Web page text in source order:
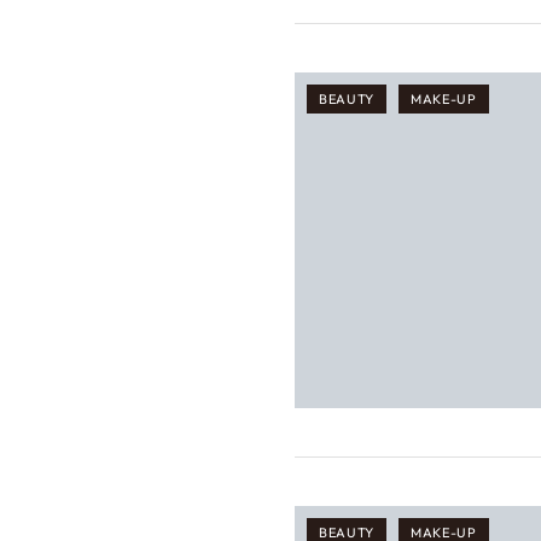
BEAUTY MAKE-UP
BEAUTY MAKE-UP